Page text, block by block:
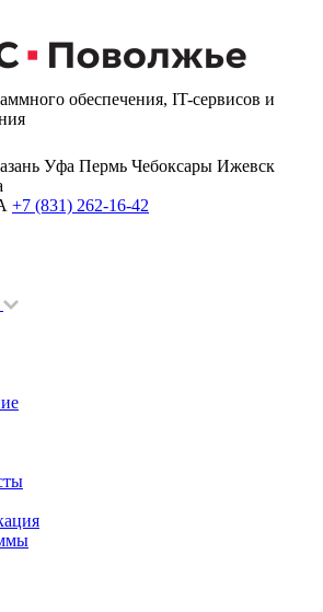
обеспечения, IT-сервисов и
Уфа Пермь Чебоксары Ижевск
+7 (831) 262-16-42